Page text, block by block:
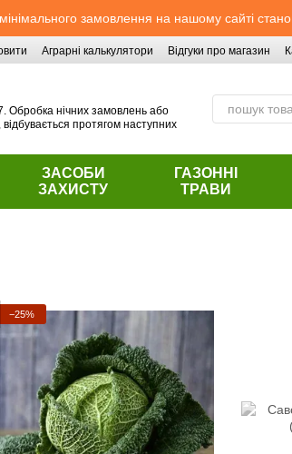
замовлення на нашому сайті
Аграрні калькулятори Відгуки про магазин
Обробка нічних замовлень або
протягом наступних
ЗАСОБИ
ЗАХИСТУ
ГАЗОННІ
ТРАВИ
−25%